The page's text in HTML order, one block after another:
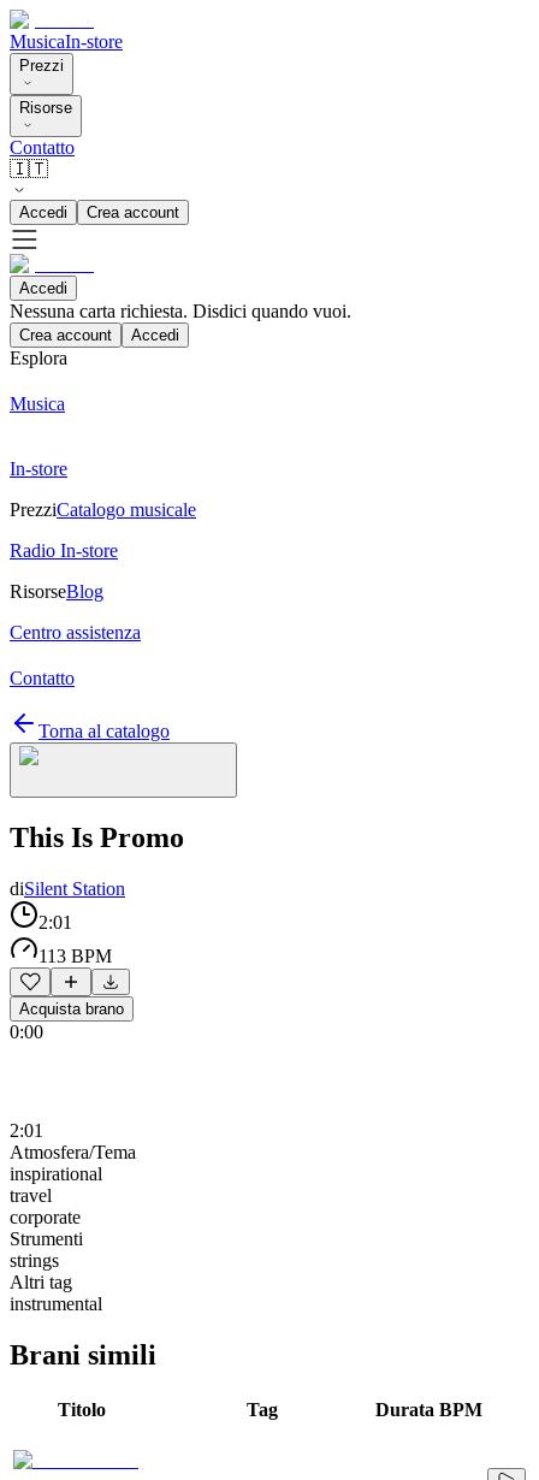
MusicaIn-store
Prezzi
Risorse
Contatto
🇮🇹
Accedi Crea account
Accedi
Nessuna carta richiesta. Disdici quando vuoi.
Crea account Accedi
Esplora
Musica
In-store
PrezziCatalogo musicale
Radio In-store
RisorseBlog
Centro assistenza
Contatto
Torna al catalogo
This Is Promo
diSilent Station
2:01
113 BPM
Acquista brano
0:00
2:01
Atmosfera/Tema
inspirational
travel
corporate
Strumenti
strings
Altri tag
instrumental
Brani simili
Titolo Tag Durata BPM